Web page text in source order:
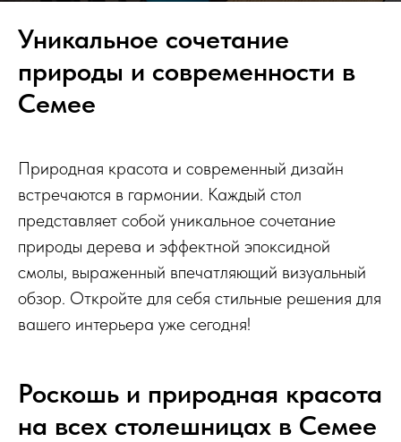
Уникальное сочетание
природы и современности в
Семее
Природная красота и современный дизайн
встречаются в гармонии. Каждый стол
представляет собой уникальное сочетание
природы дерева и эффектной эпоксидной
смолы, выраженный впечатляющий визуальный
обзор. Откройте для себя стильные решения для
вашего интерьера уже сегодня!
Роскошь и природная красота
на всех столешницах в Семее